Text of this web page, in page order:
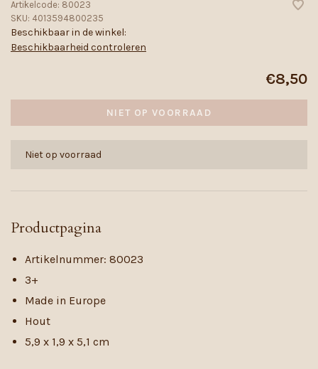
Artikelcode: 80023
SKU: 4013594800235
Beschikbaar in de winkel:
Beschikbaarheid controleren
€8,50
NIET OP VOORRAAD
Niet op voorraad
Productpagina
Artikelnummer: 80023
3+
Made in Europe
Hout
5,9 x 1,9 x 5,1 cm